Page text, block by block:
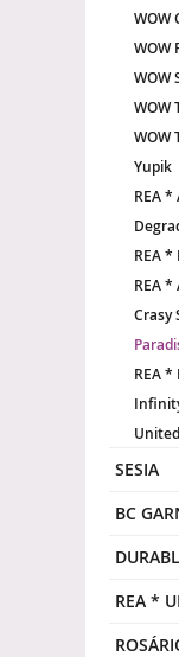
WOW
WOW
WOW
WOW
WOW
Yupik
REA *
REA
REA *
Crasy
REA *
SESIA
BC
REA *